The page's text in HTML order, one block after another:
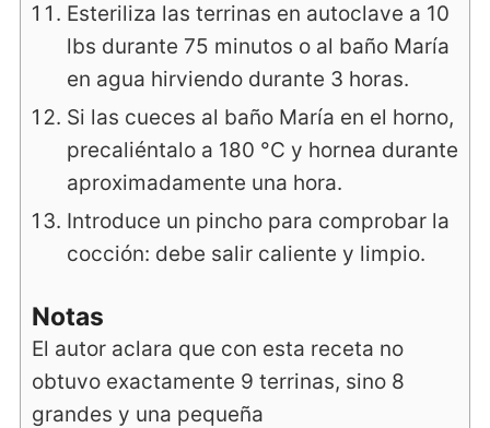
Esteriliza las terrinas en autoclave a 10
lbs durante 75 minutos o al baño María
en agua hirviendo durante 3 horas.
Si las cueces al baño María en el horno,
precaliéntalo a 180 °C y hornea durante
aproximadamente una hora.
Introduce un pincho para comprobar la
cocción: debe salir caliente y limpio.
Notas
El autor aclara que con esta receta no
obtuvo exactamente 9 terrinas, sino 8
grandes y una pequeña